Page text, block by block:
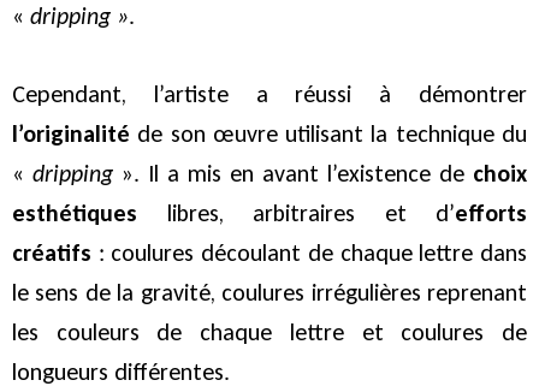
« dripping ».
Cependant, l’artiste a réussi à démontrer
l’originalité de son œuvre utilisant la technique du
« dripping ». Il a mis en avant l’existence de choix
esthétiques libres, arbitraires et d’efforts
créatifs : coulures découlant de chaque lettre dans
le sens de la gravité, coulures irrégulières reprenant
les couleurs de chaque lettre et coulures de
longueurs différentes.